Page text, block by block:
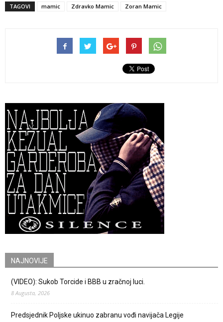
TAGOVI mamic Zdravko Mamic Zoran Mamic
NAJNOVIJE
(VIDEO): Sukob Torcide i BBB u zračnoj luci.
8 Augusta, 2026
Predsjednik Poljske ukinuo zabranu vođi navijača Legije